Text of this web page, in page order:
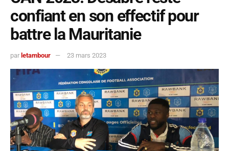
confiant en son effectif pour
battre la Mauritanie
par letambour 23 mars 2023